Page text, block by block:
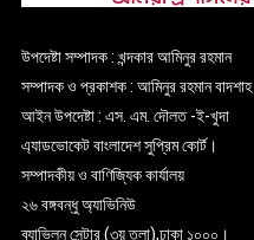
উপদেষ্টা সম্পাদক : খন্দকার আমিনুর রহমান
সম্পাদক ও প্রকাশক : আমিনুর রহমান বাদশাহ
আইন উপদেষ্টা : এস. এম. দৌলত -ই-খুদা
এ্যাডভোকেট বাংলাদেশ সুপ্রিম কোর্ট।
সম্পাদকীয় ও বাণিজ্যিক কার্যালয়
২৬ বঙ্গবন্ধু অ্যাভিনিউ
ব্যাভিলন সেন্টার (৩য় তলা),ঢাকা ১০০০।